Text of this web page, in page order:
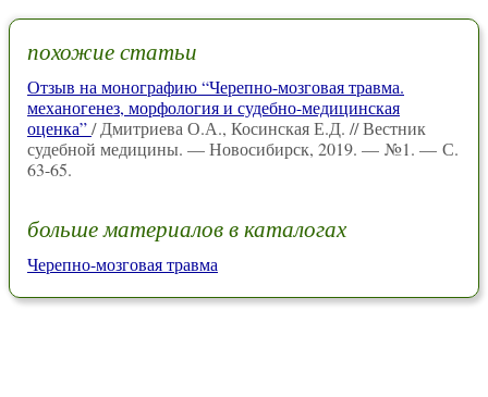
похожие статьи
Отзыв на монографию “Черепно-мозговая травма.
механогенез, морфология и судебно-медицинская
оценка”/ Дмитриева О.А., Косинская Е.Д. // Вестник
судебной медицины. — Новосибирск, 2019. — №1. — С.
63-65.
больше материалов в каталогах
Черепно-мозговая травма